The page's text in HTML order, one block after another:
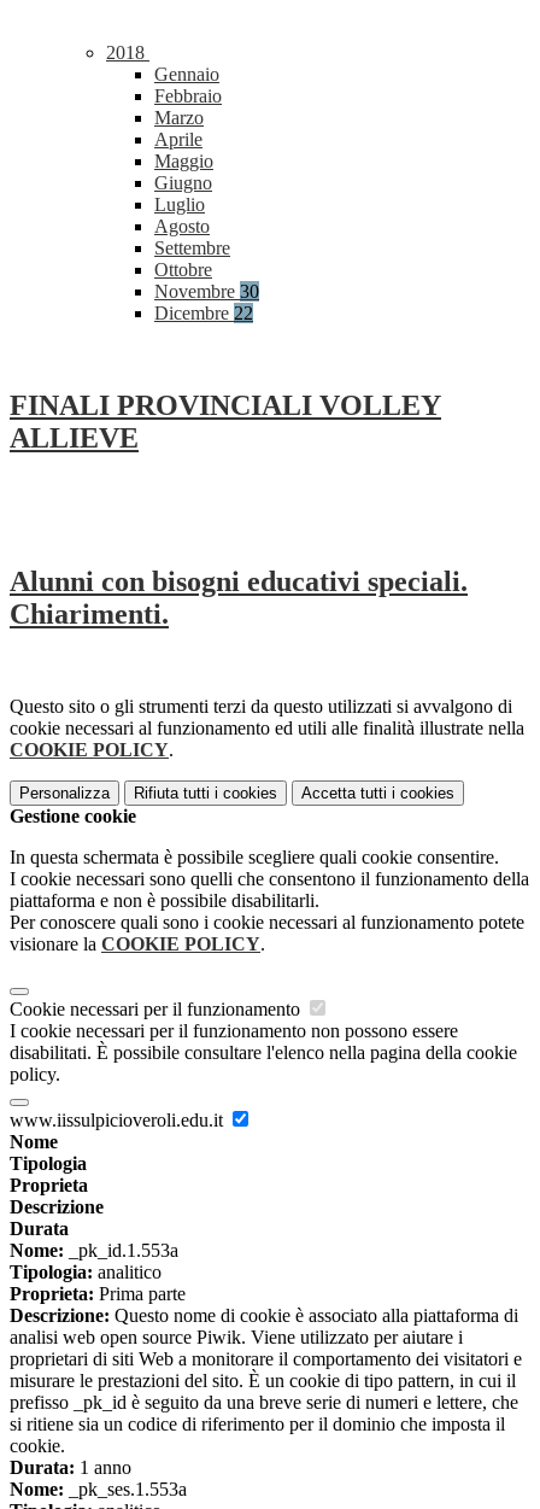
2018
Gennaio
Febbraio
Marzo
Aprile
Maggio
Giugno
Luglio
Agosto
Settembre
Ottobre
Novembre 30
Dicembre 22
FINALI PROVINCIALI VOLLEY
ALLIEVE
Alunni con bisogni educativi speciali.
Chiarimenti.
Questo sito o gli strumenti terzi da questo utilizzati si avvalgono di
cookie necessari al funzionamento ed utili alle finalità illustrate nella
COOKIE POLICY.
Personalizza Rifiuta tutti i cookies Accetta tutti i cookies
Gestione cookie
In questa schermata è possibile scegliere quali cookie consentire.
I cookie necessari sono quelli che consentono il funzionamento della
piattaforma e non è possibile disabilitarli.
Per conoscere quali sono i cookie necessari al funzionamento potete
visionare la COOKIE POLICY.
Cookie necessari per il funzionamento
I cookie necessari per il funzionamento non possono essere
disabilitati. È possibile consultare l'elenco nella pagina della cookie
policy.
www.iissulpicioveroli.edu.it
Nome
Tipologia
Proprieta
Descrizione
Durata
Nome: _pk_id.1.553a
Tipologia: analitico
Proprieta: Prima parte
Descrizione: Questo nome di cookie è associato alla piattaforma di
analisi web open source Piwik. Viene utilizzato per aiutare i
proprietari di siti Web a monitorare il comportamento dei visitatori e
misurare le prestazioni del sito. È un cookie di tipo pattern, in cui il
prefisso _pk_id è seguito da una breve serie di numeri e lettere, che
si ritiene sia un codice di riferimento per il dominio che imposta il
cookie.
Durata: 1 anno
Nome: _pk_ses.1.553a